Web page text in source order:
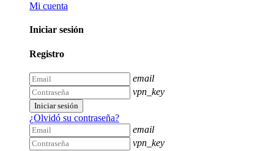
Mi cuenta
Iniciar sesión
Registro
email
vpn_key
Iniciar sesión
¿Olvidó su contraseña?
email
vpn_key